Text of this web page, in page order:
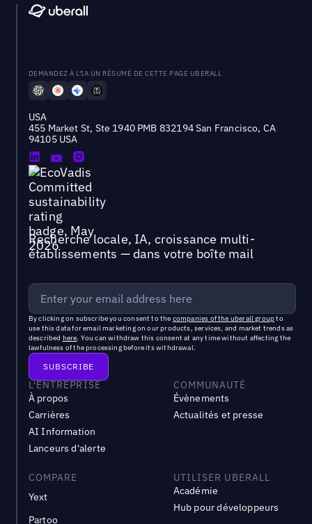
DEMANDEZ À L'IA UN RÉSUMÉ DE CETTE PAGE UBERALL
USA
455 Market St, Ste 1940 PMB 832194 San Francisco, CA
94105 USA
Recherche locale, IA, croissance multi-
établissements — dans votre boîte mail
By clicking on subscribe you consent to the companies of the uberall groupto
use this data for email marketing on our products, services, and market trends as
described here. You can withdraw this consent at any time without affecting the
lawfulness of the processing before its withdrawal.
L'ENTREPRISE
À propos
Carrières
AI Information
Lanceurs d'alerte
COMMUNAUTÉ
Évènements
Actualités et presse
COMPARE
Yext
Partoo
UTILISER UBERALL
Académie
Hub pour développeurs